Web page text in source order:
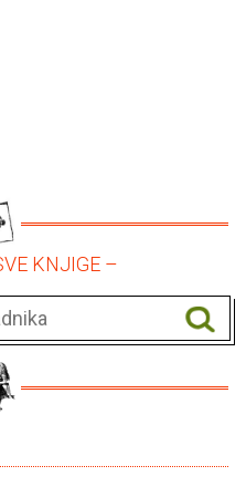
KNJIGE –